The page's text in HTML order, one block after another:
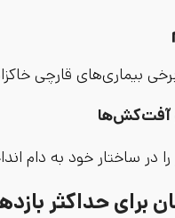
بیماری‌های قارچی
آفت‌کش‌ها
در ساختار خود به دام
برای حداکثر